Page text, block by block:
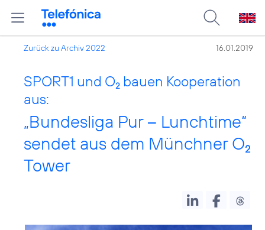
Zurück zu Archiv 2022 16.01.2019
SPORT1 und O2 bauen Kooperation
aus:
„Bundesliga Pur – Lunchtime“
sendet aus dem Münchner O2
Tower